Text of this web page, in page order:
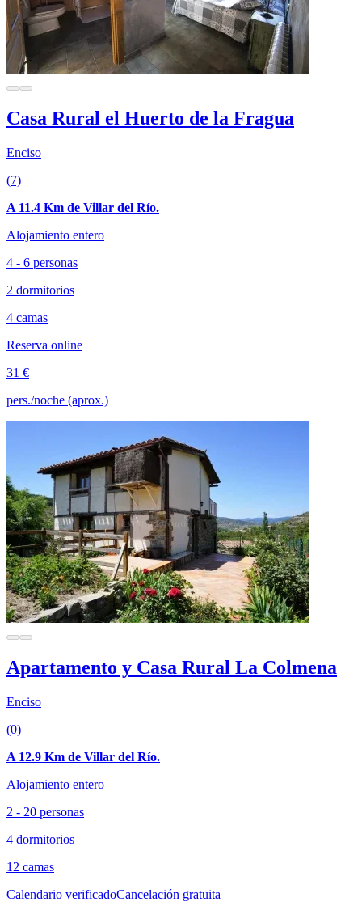
Casa Rural el Huerto de la Fragua
Enciso
(7)
A 11.4 Km de Villar del Río.
Alojamiento entero
4 - 6 personas
2 dormitorios
4 camas
Reserva online
31 €
pers./noche (aprox.)
Apartamento y Casa Rural La Colmena
Enciso
(0)
A 12.9 Km de Villar del Río.
Alojamiento entero
2 - 20 personas
4 dormitorios
12 camas
Calendario verificadoCancelación gratuita